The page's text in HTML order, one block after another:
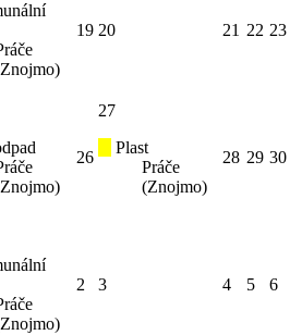
19 20 21 22 23
26
27
Plast
Práče
(Znojmo)
28 29 30
2 3 4 5 6